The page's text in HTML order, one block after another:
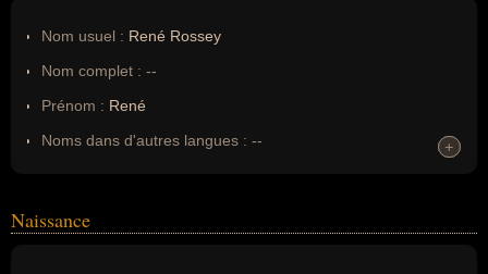
Nom usuel : René Rossey
Nom complet : --
Prénom : René
Noms dans d'autres langues : --
Nom de famille :Rossey
+
+
Naissance